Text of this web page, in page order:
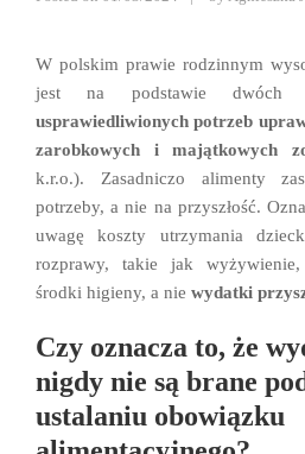
W polskim prawie rodzinnym
jest na podstawie dwóch
usprawiedliwionych potrzeb
zarobkowych i majątkowych
k.r.o.). Zasadniczo alimenty
potrzeby, a nie na przyszłość.
uwagę koszty utrzymania
rozprawy, takie jak
środki higieny, a nie wydatki
Czy oznacza to, że
nigdy nie są brane
ustalaniu obowiązku